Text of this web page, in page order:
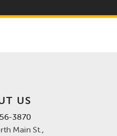
US
3870
Main St.,